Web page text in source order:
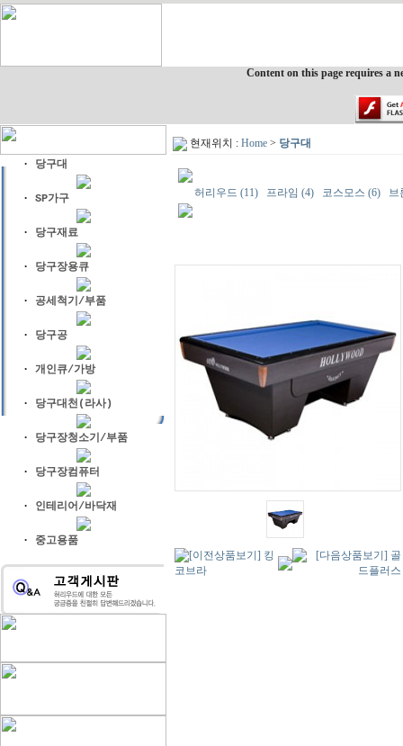
Content on this page requires a
· 당구대
· SP가구
· 당구재료
· 당구장용큐
· 공세척기/부품
· 당구공
· 개인큐/가방
· 당구대천(라사)
· 당구장청소기/부품
· 당구장컴퓨터
· 인테리어/바닥재
· 중고용품
현재위치 : Home > 당구대
허리우드 (11) 프라임 (4) 코스모스 (6) 브